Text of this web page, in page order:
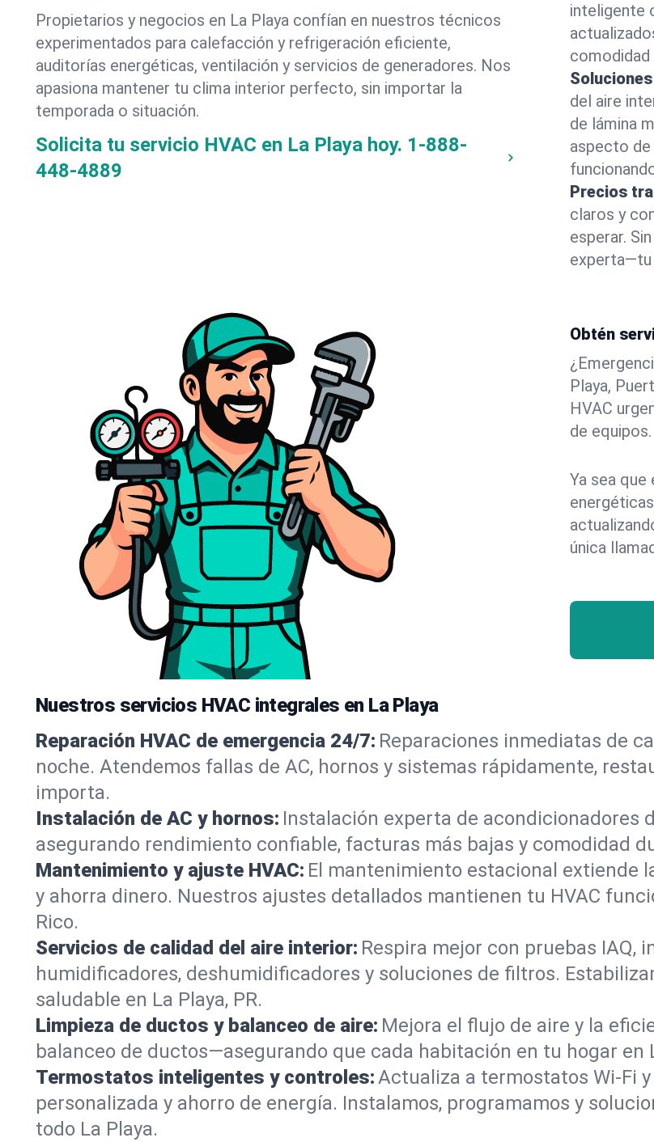
Propietarios y negocios en La Playa confían en nuestros técnicos
experimentados para calefacción y refrigeración eficiente,
auditorías energéticas, ventilación y servicios de generadores. Nos
apasiona mantener tu clima interior perfecto, sin importar la
temporada o situación.
Solicita tu servicio HVAC en La Playa hoy. 1-888-
448-4889
inteligente
comodidad
del aire
de lámina
aspecto de
Precios
claros y
esperar.
experta—tu
Obtén
Playa,
HVAC
de
Ya sea
única
Nuestros servicios HVAC integrales en La Playa
Reparación HVAC de emergencia 24/7: Reparaciones inmediatas de
noche. Atendemos fallas de AC, hornos y sistemas rápidamente,
importa.
Instalación de AC y hornos: Instalación experta de acondicionadores
asegurando rendimiento confiable, facturas más bajas y comodidad
Mantenimiento y ajuste HVAC: El mantenimiento estacional extiende
y ahorra dinero. Nuestros ajustes detallados mantienen tu HVAC
Rico.
Servicios de calidad del aire interior: Respira mejor con pruebas IAQ,
humidificadores, deshumidificadores y soluciones de filtros.
saludable en La Playa, PR.
Limpieza de ductos y balanceo de aire: Mejora el flujo de aire y la
balanceo de ductos—asegurando que cada habitación en tu hogar en
Termostatos inteligentes y controles:Actualiza a termostatos Wi-Fi
personalizada y ahorro de energía. Instalamos, programamos y
todo La Playa.